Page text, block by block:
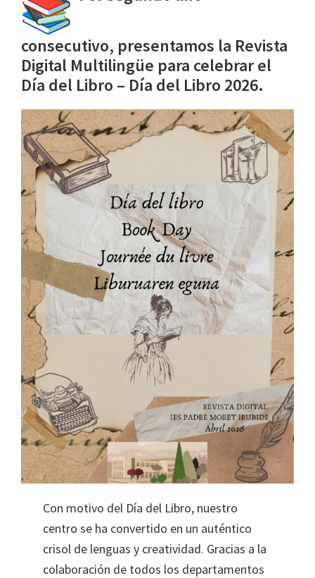
consecutivo, presentamos la Revista
Digital Multilingüe para celebrar el
Día del Libro – Día del Libro 2026.
Con motivo del Día del Libro, nuestro
centro se ha convertido en un auténtico
crisol de lenguas y creatividad. Gracias a la
colaboración de todos los departamentos